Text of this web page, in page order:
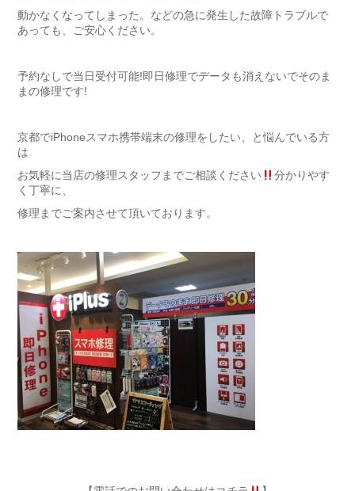
動かなくなってしまった。などの急に発生した故障トラブルで
あっても、ご安心ください。
予約なしで当日受付可能!即日修理でデータも消えないでそのま
まの修理です!
京都でiPhoneスマホ携帯端末の修理をしたい、と悩んでいる方
は
お気軽に当店の修理スタッフまでご相談ください
分かりやす
く丁寧に、
修理までご案内させて頂いております。